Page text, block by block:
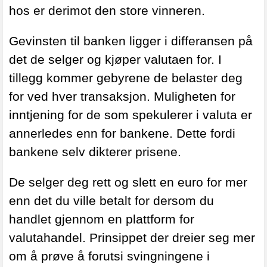
hos er derimot den store vinneren.
Gevinsten til banken ligger i differansen på
det de selger og kjøper valutaen for. I
tillegg kommer gebyrene de belaster deg
for ved hver transaksjon. Muligheten for
inntjening for de som spekulerer i valuta er
annerledes enn for bankene. Dette fordi
bankene selv dikterer prisene.
De selger deg rett og slett en euro for mer
enn det du ville betalt for dersom du
handlet gjennom en plattform for
valutahandel. Prinsippet der dreier seg mer
om å prøve å forutsi svingningene i